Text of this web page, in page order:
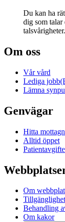
Du kan ha
dig som talar
talsvårigheter.
Om oss
Vår vård
Lediga jobb
Lämna
Genvägar
Hitta
Alltid öppet
Om
Behandling
Om kakor